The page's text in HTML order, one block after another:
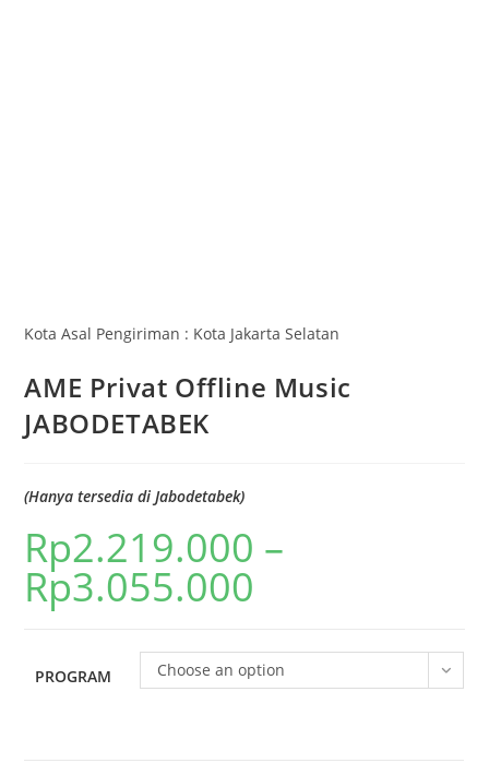
Kota Asal Pengiriman : Kota Jakarta Selatan
AME Privat Offline Music
JABODETABEK
(Hanya tersedia di Jabodetabek)
Rp2.219.000 –
Rp3.055.000
PROGRAM Choose an option